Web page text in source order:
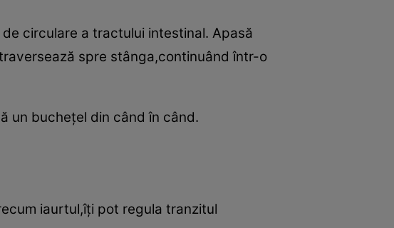
circulare a tractului intestinal. Apasă
spre stânga,continuând într-o
un bucheţel din când în când.
iaurtul,îţi pot regula tranzitul